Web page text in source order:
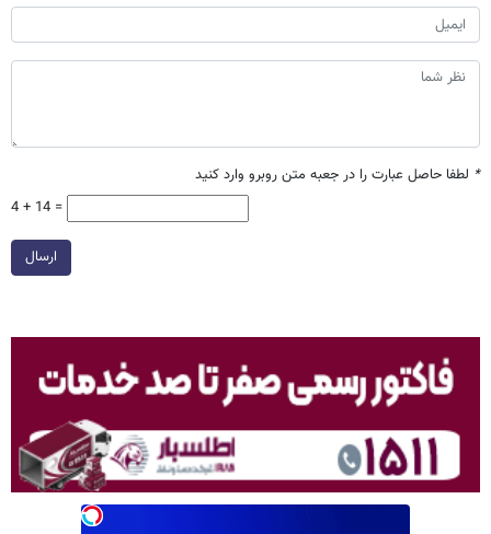
* لطفا حاصل عبارت را در جعبه متن روبرو وارد کنید
4 + 14 =
ارسال